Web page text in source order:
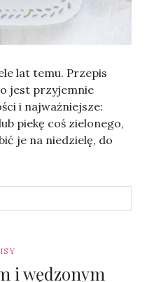
lat temu. Przepis
jest przyjemnie
i najważniejsze:
piekę coś zielonego,
je na niedzielę, do
i wędzonym